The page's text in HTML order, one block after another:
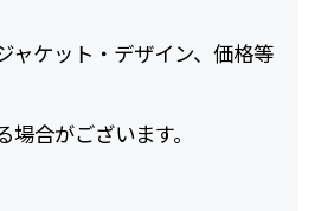
ャケット・デザイン、価格等
合がございます。